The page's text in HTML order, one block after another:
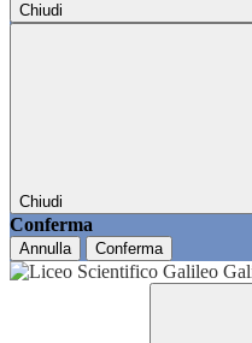
Chiudi
Chiudi
Conferma
Annulla Conferma